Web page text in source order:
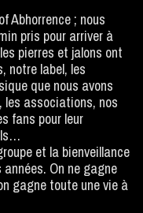
Abhorrence ; nous
pris pour arriver à
pierres et jalons ont
notre label, les
que nous avons
associations, nos
fans pour leur
et la bienveillance
On ne gagne
gagne toute une vie à